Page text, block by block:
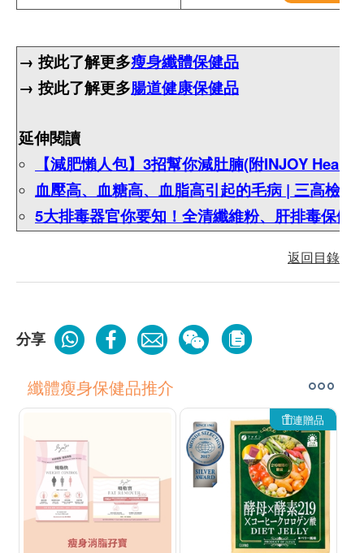
→ 按此了解更多瘦身纖體保健品
→ 按此了解更多腸道健康保健品
延伸閱讀
【減肥懶人包】3招幫你減肚腩(附INJOY
血壓高、血糖高、血脂高引起的毛病 | 三高檢查
5大排毒器官你要知！全清纖維粉、肝排毒保健
返回目錄
分享
纖體瘦身保健品推介
連贈品